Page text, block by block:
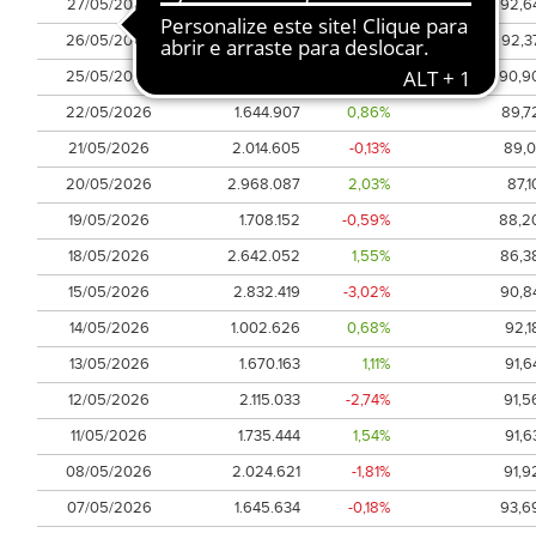
27/05/2026
1.523.124 0,11%
26/05/2026
1.297.215 -0,35%
25/05/2026
22/05/2026
1.644.907 0,86%
21/05/2026
2.014.605 -0,13%
20/05/2026
2.968.087 2,03%
19/05/2026
1.708.152 -0,59%
18/05/2026
2.642.052 1,55%
15/05/2026
2.832.419 -3,02%
14/05/2026
1.002.626 0,68%
13/05/2026
1.670.163 1,11%
12/05/2026
2.115.033 -2,74%
11/05/2026
1.735.444 1,54%
08/05/2026
2.024.621 -1,81%
07/05/2026
1.645.634 -0,18%